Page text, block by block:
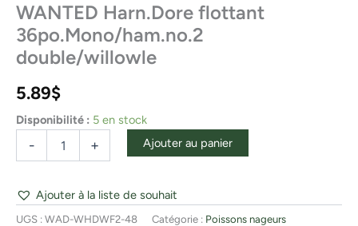
WANTED Harn.Dore flottant
36po.Mono/ham.no.2
double/willowle
5.89$
Disponibilité : 5 en stock
- + Ajouter au panier
Ajouter à la liste de souhait
UGS : WAD-WHDWF2-48 Catégorie : Poissons nageurs